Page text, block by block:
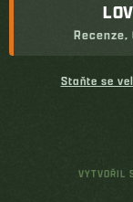
Staňte se
VYTVOŘIL